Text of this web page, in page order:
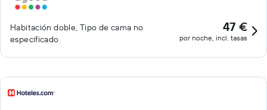
Habitación doble, Tipo de cama no
especificado
47 €
por noche, incl. tasas